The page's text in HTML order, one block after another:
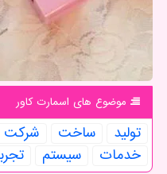
موضوع های اسمارت كاور
تولید ساخت شركت
خدمات
سیستم